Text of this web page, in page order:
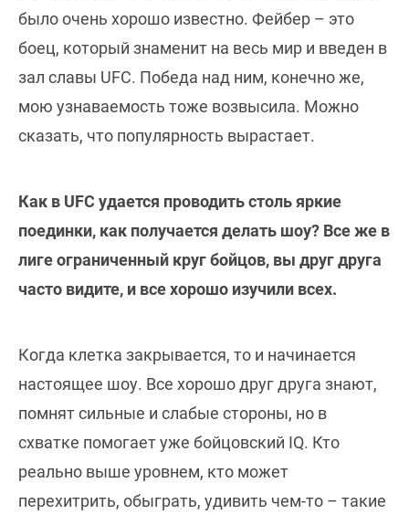
было очень хорошо известно. Фейбер – это
боец, который знаменит на весь мир и введен в
зал славы UFC. Победа над ним, конечно же,
мою узнаваемость тоже возвысила. Можно
сказать, что популярность вырастает.
Как в UFC удается проводить столь яркие
поединки, как получается делать шоу? Все же в
лиге ограниченный круг бойцов, вы друг друга
часто видите, и все хорошо изучили всех.
Когда клетка закрывается, то и начинается
настоящее шоу. Все хорошо друг друга знают,
помнят сильные и слабые стороны, но в
схватке помогает уже бойцовский IQ. Кто
реально выше уровнем, кто может
перехитрить, обыграть, удивить чем-то – такие